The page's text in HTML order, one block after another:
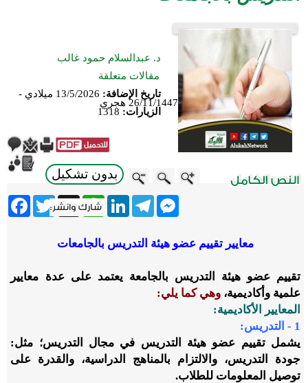
د. عبدالسلام حمود غالب
مقالات متعلقة
تاريخ الإضافة:
13/5/2026 ميلادي -
26/11/1447 هجري
الزيارات: 1318
بدون تشكيل
Twitter X
WhatsApp
LinkedInTelegram
Messenger
معايير تقييم عضو هيئة التدريس بالجامعات
تقييم عضو هيئة التدريس بالجامعة يعتمد على عدة معايير
علمية وأكاديمية، وهي كما يلي:
المعايير الأكاديمية:
1 - التدريس:
يشمل تقييم عضو هيئة التدريس في مجال التدريس؛ مثل:
جودة التدريس، والالتزام بالمناهج الدراسية، والقدرة على
توصيل المعلومات للطلاب.